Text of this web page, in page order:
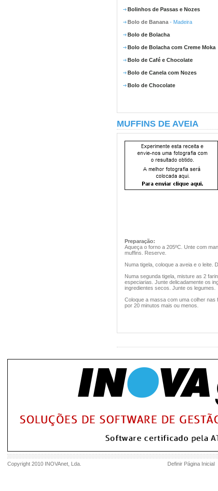
Bolinhos de Passas e Nozes
Bolo de Banana - Madeira
Bolo de Bolacha
Bolo de Bolacha com Creme Moka
Bolo de Café e Chocolate
Bolo de Canela com Nozes
Bolo de Chocolate
MUFFINS DE AVEIA
Preparação:
Aqueça o forno a 205ºC. Unte com
muffins. Reserve.
Numa tigela, coloque a aveia e o leite.
Numa segunda tigela, misture as 2
especiarias. Junte delicadamente os
ingredientes secos. Junte os legumes.
Coloque a massa com uma colher
por 20 minutos mais ou menos.
Copyright 2010 INOVAnet , Lda. Definir Página Inicial